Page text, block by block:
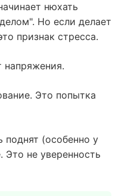
нюхать
Но если делает
признак стресса.
напряжения.
Это попытка
(особенно у
не уверенность